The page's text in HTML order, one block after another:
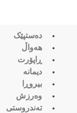
دەستپێک
هەواڵ
ڕاپۆرت
دیمانە
بیروڕا
وەرزش
تەندروستی